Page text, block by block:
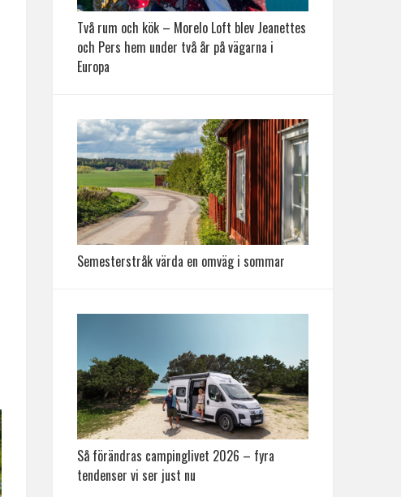
Två rum och kök – Morelo Loft blev Jeanettes
och Pers hem under två år på vägarna i
Europa
Semesterstråk värda en omväg i sommar
Så förändras campinglivet 2026 – fyra
tendenser vi ser just nu